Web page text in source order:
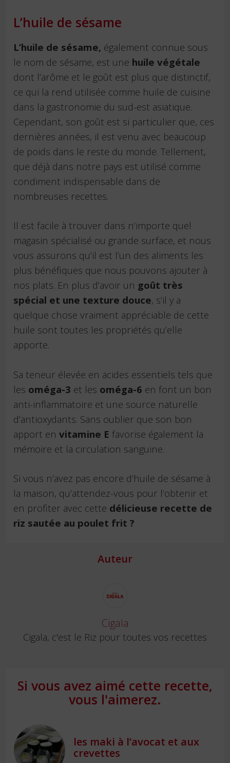
L’huile de sésame
L’huile de sésame, également connue sous
le nom de sésame, est une huile végétale
dont l’arôme et le goût est plus que distinctif,
ce qui la rend utilisée comme huile de cuisine
dans la gastronomie du sud-est asiatique.
Cependant, son goût est si particulier que, ces
dernières années, il est venu avec beaucoup
de poids dans le reste du monde. Tellement,
que déjà dans notre pays est utilisé comme
condiment indispensable dans de
nombreuses recettes.
Il est facile à trouver dans n’importe quel
magasin spécialisé ou grande surface, et nous
vous assurons qu’il est l’un des aliments les
plus bénéfiques que nous pouvons ajouter à
nos plats. En plus d’avoir un goût très
spécial et une texture douce, s’il y a
quelque chose vraiment appréciable de cette
huile sont toutes les propriétés qu’elle
apporte.
Sa teneur élevée en acides essentiels tels que
les oméga-3 et les oméga-6 en font un bon
anti-inflammatoire et une source naturelle
d’antioxydants. Sans oublier que son bon
apport en vitamine E favorise également la
mémoire et la circulation sanguine.
Si vous n’avez pas encore d’huile de sésame à
la maison, qu’attendez-vous pour l’obtenir et
en profiter avec cette délicieuse recette de
riz sautée au poulet frit ?
Auteur
Cigala
Cigala, c'est le Riz pour toutes vos recettes
Si vous avez aimé cette recette,
vous l'aimerez.
les maki à l’avocat et aux
crevettes